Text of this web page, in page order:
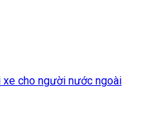
cho người nước ngoài